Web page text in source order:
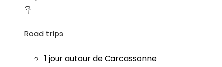
Road trips
1 jour autour de Carcassonne